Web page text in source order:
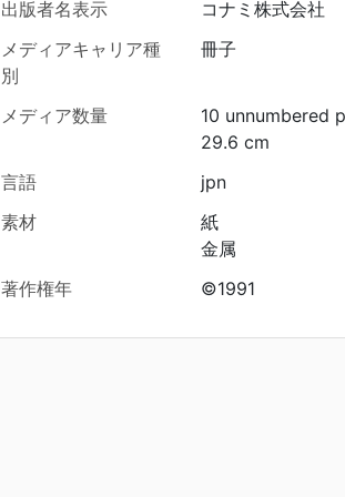
出版者名表示
コナミ株式会社
メディアキャリア種
別
冊子
メディア数量
10 unnumbered
29.6 cm
言語
jpn
素材
紙
金属
著作権年
©1991